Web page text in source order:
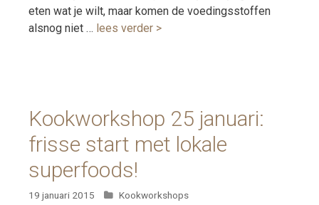
eten wat je wilt, maar komen de voedingsstoffen
alsnog niet … lees verder >
Kookworkshop 25 januari:
frisse start met lokale
superfoods!
19 januari 2015 Categorieën
Kookworkshops